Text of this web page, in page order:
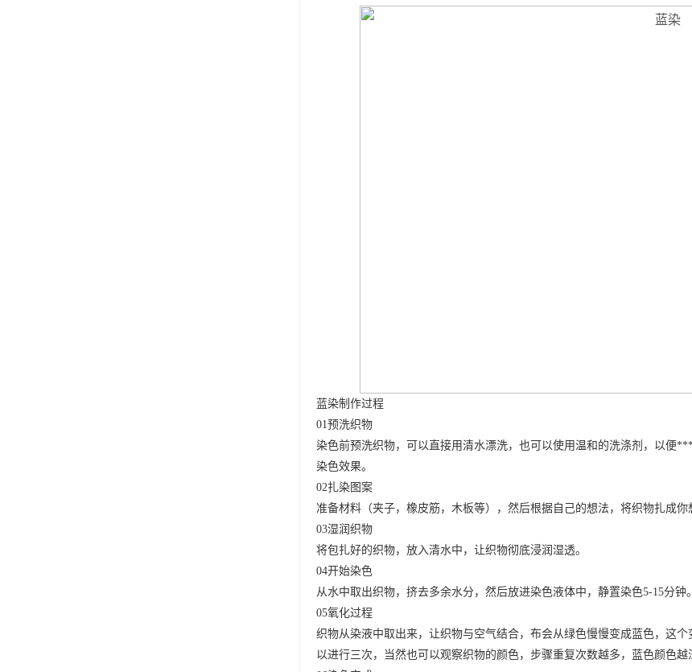
蓝染制作过程
01预洗织物
染色前预洗织物，可以直接用清水漂洗，也可以使用温和的洗涤剂，以便
染色效果。
02扎染图案
准备材料（夹子，橡皮筋，木板等），然后根据自己的想法，将织物扎成你
03湿润织物
将包扎好的织物，放入清水中，让织物彻底浸润湿透。
04开始染色
从水中取出织物，挤去多余水分，然后放进染色液体中，静置染色5-15分钟
05氧化过程
织物从染液中取出来，让织物与空气结合，布会从绿色慢慢变成蓝色，这
以进行三次，当然也可以观察织物的颜色，步骤重复次数越多，蓝色颜色越